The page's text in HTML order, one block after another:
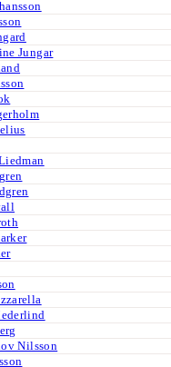
Jungar
Nilsson